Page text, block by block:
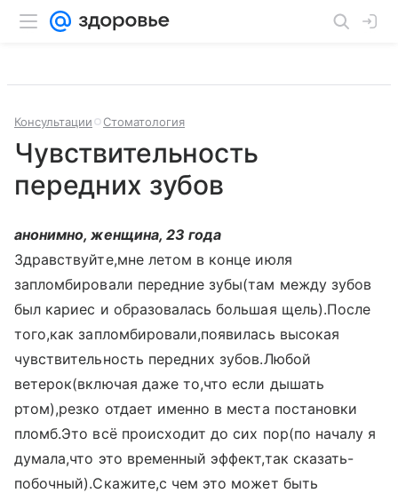
Консультации Стоматология
Чувствительность
передних зубов
анонимно, женщина, 23 года
Здравствуйте,мне летом в конце июля
запломбировали передние зубы(там между зубов
был кариес и образовалась большая щель).После
того,как запломбировали,появилась высокая
чувствительность передних зубов.Любой
ветерок(включая даже то,что если дышать
ртом),резко отдает именно в места постановки
пломб.Это всё происходит до сих пор(по началу я
думала,что это временный эффект,так сказать-
побочный).Скажите,с чем это может быть